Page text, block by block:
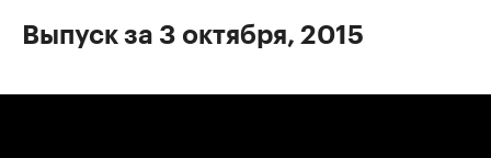
Выпуск за 3 октября, 2015